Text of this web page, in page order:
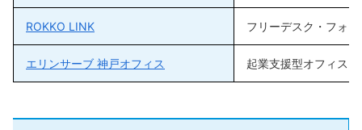
ROKKO LINK フリーデスク・フォ
エリンサーブ 神戸オフィス 起業支援型オフィス